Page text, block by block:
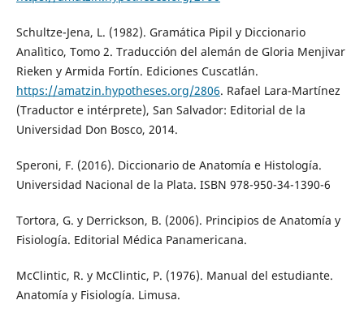
Schultze-Jena, L. (1982). Gramática Pipil y Diccionario
Analìtico, Tomo 2. Traducción del alemán de Gloria Menjivar
Rieken y Armida Fortín. Ediciones Cuscatlán.
https://amatzin.hypotheses.org/2806. Rafael Lara-Martínez
(Traductor e intérprete), San Salvador: Editorial de la
Universidad Don Bosco, 2014.
Speroni, F. (2016). Diccionario de Anatomía e Histología.
Universidad Nacional de la Plata. ISBN 978-950-34-1390-6
Tortora, G. y Derrickson, B. (2006). Principios de Anatomía y
Fisiología. Editorial Médica Panamericana.
McClintic, R. y McClintic, P. (1976). Manual del estudiante.
Anatomía y Fisiología. Limusa.